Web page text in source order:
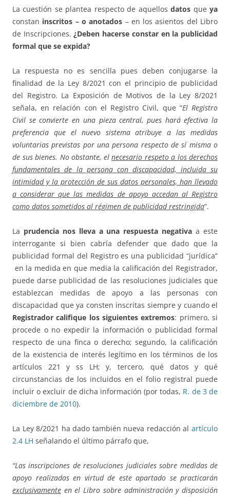
La cuestión se plantea respecto de aquellosdatos queya
constan inscritos – o anotados – en los asientos del Libro
de Inscripciones.¿Deben hacerse constar en la publicidad
formal que se expida?
La respuesta no es sencilla pues deben conjugarse la
finalidad de la Ley 8/2021 con el principio de publicidad
del Registro. La Exposición de Motivos de la Ley 8/2021
señala, en relación con el Registro Civil, que “El Registro
Civil se convierte en una pieza central, pues hará efectiva la
preferencia que el nuevo sistema atribuye a las medidas
voluntarias previstas por una persona respecto de sí misma o
de sus bienes. No obstante, el necesario respeto a los derechos
fundamentales de la persona con discapacidad, incluida su
intimidad y la protección de sus datos personales, han llevado
a considerar que las medidas de apoyo accedan al Registro
como datos sometidos al régimen de publicidad restringida”.
La prudencia nos lleva a una respuesta negativa a este
interrogante si bien cabría defender que dado que la
publicidad formal del Registro es una publicidad “jurídica”
en la medida en que media la calificación del Registrador,
puede darse publicidad de las resoluciones judiciales que
establezcan medidas de apoyo a las personas con
discapacidad que ya consten inscritas siempre y cuando el
Registrador califique los siguientes extremos: primero, si
procede o no expedir la información o publicidad formal
respecto de una finca o derecho; segundo, la calificación
de la existencia de interés legítimo en los términos de los
artículos 221 y ss LH; y, tercero, qué datos y qué
circunstancias de los incluidos en el folio registral puede
incluir o excluir de dicha información (por todas, R. de 3 de
diciembre de 2010).
La Ley 8/2021 ha dado también nueva redacción al artículo
2.4 LH señalando el último párrafo que,
“Las inscripciones de resoluciones judiciales sobre medidas de
apoyo realizadas en virtud de este apartado se practicarán
exclusivamente en el Libro sobre administración y disposición